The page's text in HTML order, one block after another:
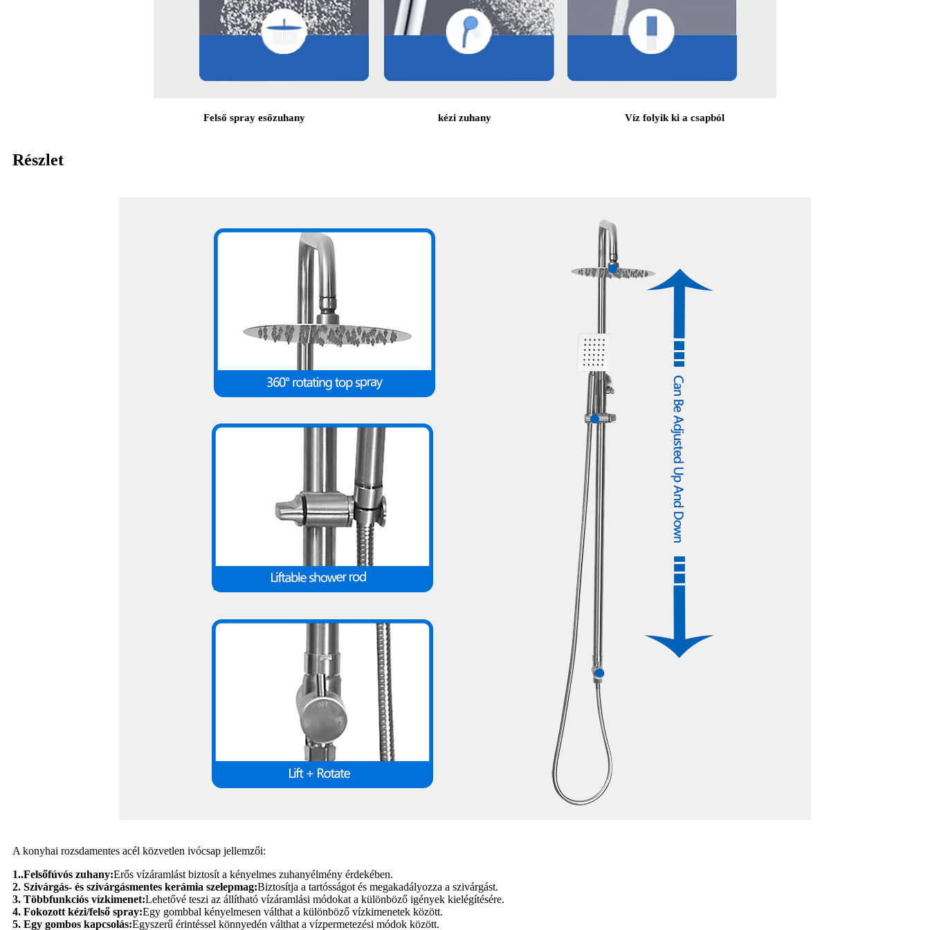
Felső spray esőzuhany kézi zuhany Víz folyik ki a csapból
Részlet
A konyhai rozsdamentes acél közvetlen ivócsap jellemzői:
1..Felsőfúvós zuhany:Erős vízáramlást biztosít a kényelmes zuhanyélmény érdekében.
2. Szivárgás- és szivárgásmentes kerámia szelepmag:Biztosítja a tartósságot és megakadályozza a szivárgást.
3. Többfunkciós vízkimenet:Lehetővé teszi az állítható vízáramlási módokat a különböző igények kielégítésére.
4. Fokozott kézi/felső spray:Egy gombbal kényelmesen válthat a különböző vízkimenetek között.
5. Egy gombos kapcsolás:Egyszerű érintéssel könnyedén válthat a vízpermetezési módok között.